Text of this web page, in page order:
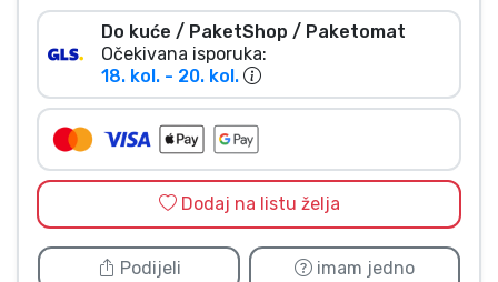
Do kuće / PaketShop / Paketomat
Očekivana isporuka:
18. kol. - 20. kol.
Dodaj na listu želja
Podijeli
imam jedno